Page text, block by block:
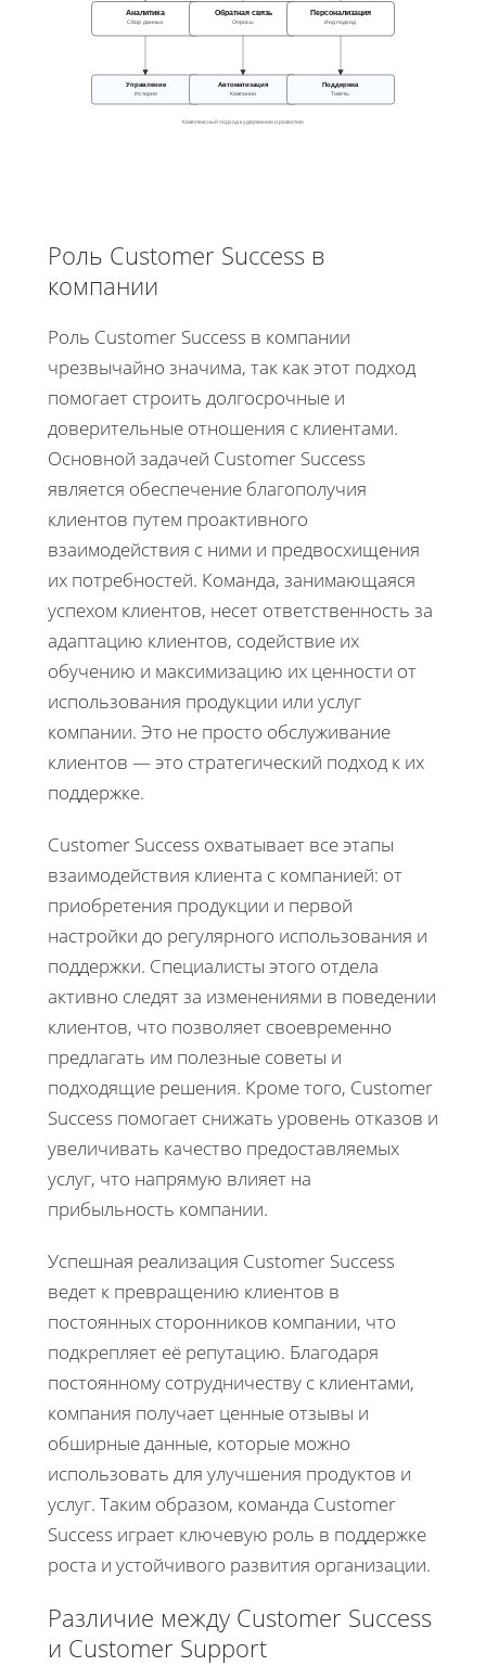
Аналитика
Сбор данных
Обратная связь
Опросы
Персонализация
Инд подход
Управление
История
Автоматизация
Кампании
Поддержка
Тикеты
Комплексный подход к удержанию и развитию
Роль Customer Success в
компании
Роль Customer Success в компании
чрезвычайно значима, так как этот подход
помогает строить долгосрочные и
доверительные отношения с клиентами.
Основной задачей Customer Success
является обеспечение благополучия
клиентов путем проактивного
взаимодействия с ними и предвосхищения
их потребностей. Команда, занимающаяся
успехом клиентов, несет ответственность за
адаптацию клиентов, содействие их
обучению и максимизацию их ценности от
использования продукции или услуг
компании. Это не просто обслуживание
клиентов — это стратегический подход к их
поддержке.
Customer Success охватывает все этапы
взаимодействия клиента с компанией: от
приобретения продукции и первой
настройки до регулярного использования и
поддержки. Специалисты этого отдела
активно следят за изменениями в поведении
клиентов, что позволяет своевременно
предлагать им полезные советы и
подходящие решения. Кроме того, Customer
Success помогает снижать уровень отказов и
увеличивать качество предоставляемых
услуг, что напрямую влияет на
прибыльность компании.
Успешная реализация Customer Success
ведет к превращению клиентов в
постоянных сторонников компании, что
подкрепляет её репутацию. Благодаря
постоянному сотрудничеству с клиентами,
компания получает ценные отзывы и
обширные данные, которые можно
использовать для улучшения продуктов и
услуг. Таким образом, команда Customer
Success играет ключевую роль в поддержке
роста и устойчивого развития организации.
Различие между Customer Success
и Customer Support